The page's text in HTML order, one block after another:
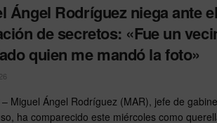
Ángel Rodríguez niega ante
de secretos: «Fue un
quien me mandó la foto»
– Miguel Ángel Rodríguez (MAR), jefe de
ha comparecido este miércoles como